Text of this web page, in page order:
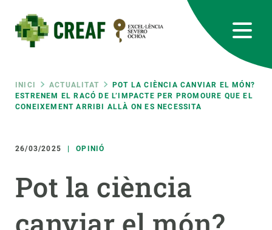
contingut
Fil
INICI ACTUALITAT
POT LA CIÈNCIA CANVIAR EL MÓN?
ESTRENEM EL RACÓ DE L’IMPACTE PER PROMOURE QUE EL
CONEIXEMENT ARRIBI ALLÀ ON ES NECESSITA
26/03/2025 OPINIÓ
Pot la ciència
RRSS
responsive
Responsive
SOBRE NOSALTRES